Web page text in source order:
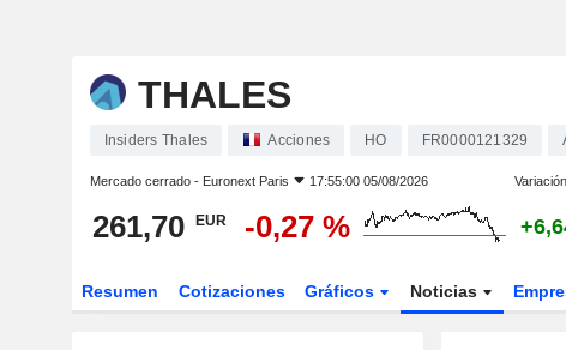
THALES
Insiders Thales Acciones HO FR0000121329
Mercado cerrado - Euronext Paris 17:55:00 05/08/2026
261,70 EUR -0,27 %
Resumen Cotizaciones Gráficos Noticias